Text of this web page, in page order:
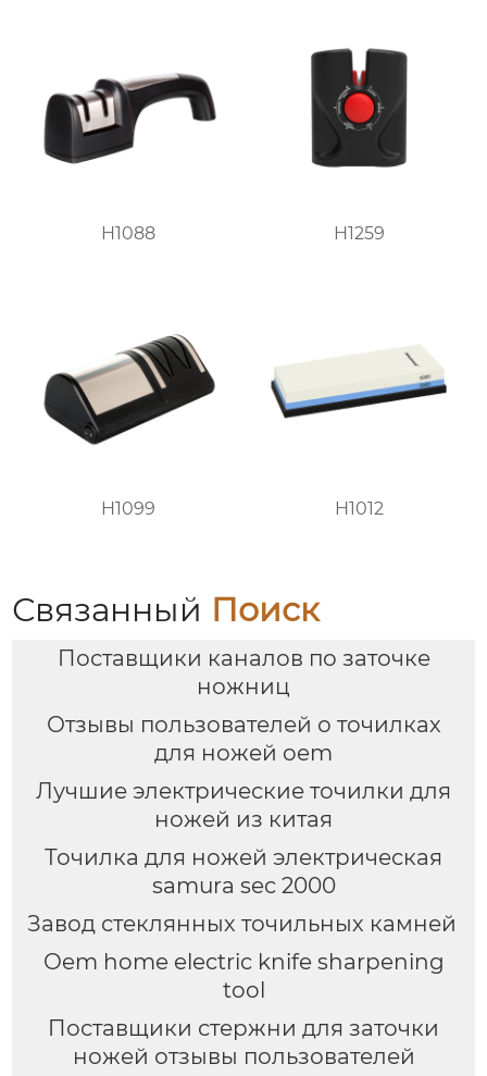
H1088 H1259
H1099 H1012
Связанный Поиск
Поставщики каналов по заточке
ножниц
Отзывы пользователей о точилках
для ножей oem
Лучшие электрические точилки для
ножей из китая
Точилка для ножей электрическая
samura sec 2000
Завод стеклянных точильных камней
Oem home electric knife sharpening
tool
Поставщики стержни для заточки
ножей отзывы пользователей